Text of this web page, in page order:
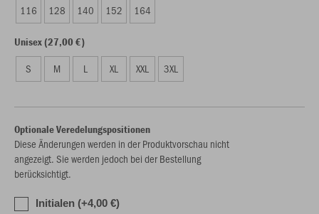
116 128 140 152 164
Unisex (27,00 €)
S M L XL XXL 3XL
Optionale Veredelungspositionen
Diese Änderungen werden in der Produktvorschau nicht
angezeigt. Sie werden jedoch bei der Bestellung
berücksichtigt.
Initialen (+4,00 €)